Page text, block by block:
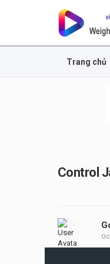
Trang chủ
Control